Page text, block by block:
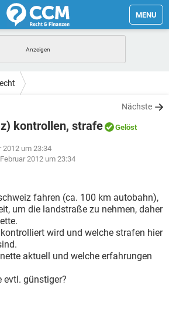
MENU
Nächste
kontrollen, strafe Gelöst
2012 um 23:34
2012 um 23:34
fahren (ca. 100 km autobahn),
um die landstraße zu nehmen, daher
wird und welche strafen hier
aktuell und welche erfahrungen
günstiger?